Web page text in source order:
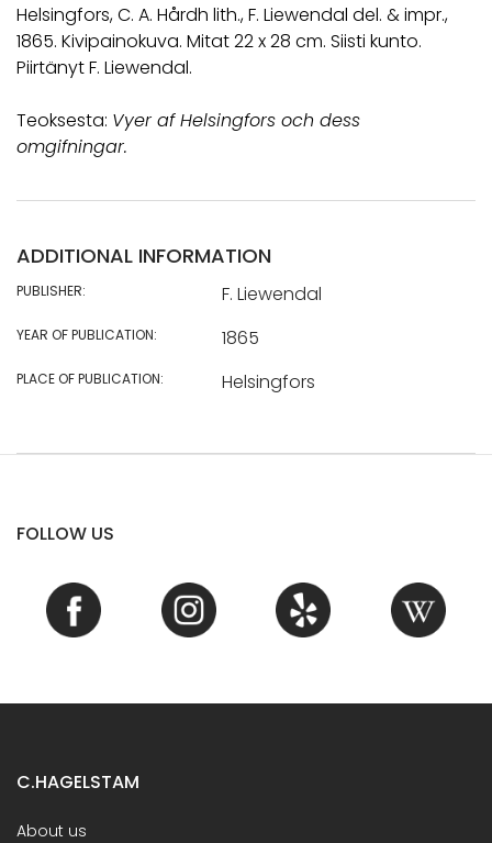
Helsingfors, C. A. Hårdh lith., F. Liewendal del. & impr.,
1865. Kivipainokuva. Mitat 22 x 28 cm. Siisti kunto.
Piirtänyt F. Liewendal.
Teoksesta: Vyer af Helsingfors och dess
omgifningar.
ADDITIONAL INFORMATION
PUBLISHER: F. Liewendal
YEAR OF PUBLICATION: 1865
PLACE OF PUBLICATION: Helsingfors
FOLLOW US
C.HAGELSTAM
About us